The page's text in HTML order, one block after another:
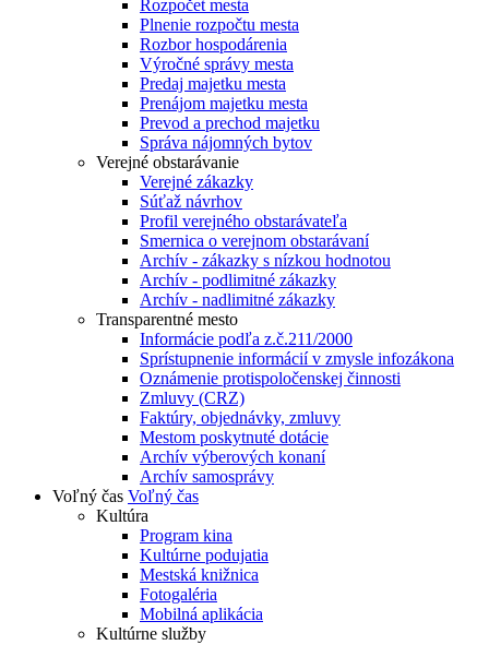
Rozpočet mesta
Plnenie rozpočtu mesta
Rozbor hospodárenia
Výročné správy mesta
Predaj majetku mesta
Prenájom majetku mesta
Prevod a prechod majetku
Správa nájomných bytov
Verejné obstarávanie
Verejné zákazky
Súťaž návrhov
Profil verejného obstarávateľa
Smernica o verejnom obstarávaní
Archív - zákazky s nízkou hodnotou
Archív - podlimitné zákazky
Archív - nadlimitné zákazky
Transparentné mesto
Informácie podľa z.č.211/2000
Sprístupnenie informácií v zmysle infozákona
Oznámenie protispoločenskej činnosti
Zmluvy (CRZ)
Faktúry, objednávky, zmluvy
Mestom poskytnuté dotácie
Archív výberových konaní
Archív samosprávy
Voľný čas Voľný čas
Kultúra
Program kina
Kultúrne podujatia
Mestská knižnica
Fotogaléria
Mobilná aplikácia
Kultúrne služby